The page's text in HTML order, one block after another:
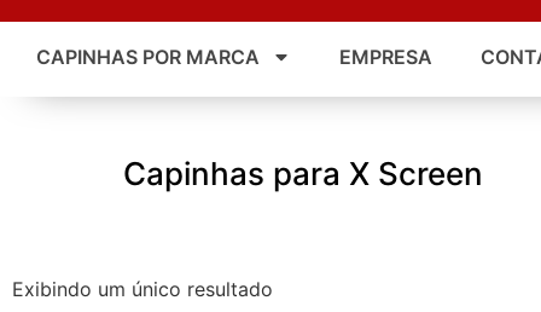
CAPINHAS POR MARCA EMPRESA
Capinhas para X Screen
Exibindo um único resultado